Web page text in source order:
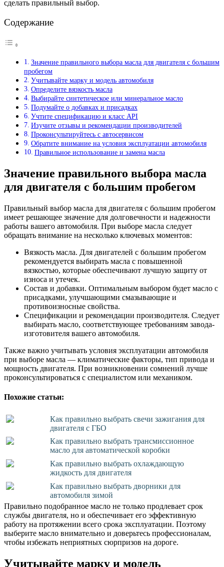
сделать правильный выбор.
Содержание
Значение правильного выбора масла для двигателя с большим
пробегом
Учитывайте марку и модель автомобиля
Определите вязкость масла
Выбирайте синтетическое или минеральное масло
Подумайте о добавках и присадках
Учтите спецификацию и класс API
Изучите отзывы и рекомендации производителей
Проконсультируйтесь с автосервисом
Обратите внимание на условия эксплуатации автомобиля
Правильное использование и замена масла
Значение правильного выбора масла
для двигателя с большим пробегом
Правильный выбор масла для двигателя с большим пробегом
имеет решающее значение для долговечности и надежности
работы вашего автомобиля. При выборе масла следует
обращать внимание на несколько ключевых моментов:
Вязкость масла. Для двигателей с большим пробегом
рекомендуется выбирать масла с повышенной
вязкостью, которые обеспечивают лучшую защиту от
износа и утечек.
Состав и добавки. Оптимальным выбором будет масло с
присадками, улучшающими смазывающие и
противоизносные свойства.
Спецификации и рекомендации производителя. Следует
выбирать масло, соответствующее требованиям завода-
изготовителя вашего автомобиля.
Также важно учитывать условия эксплуатации автомобиля
при выборе масла — климатические факторы, тип привода и
мощность двигателя. При возникновении сомнений лучше
проконсультироваться с специалистом или механиком.
Похожие статьи:
Как правильно выбрать свечи зажигания для
двигателя с ГБО
Как правильно выбрать трансмиссионное
масло для автоматической коробки
Как правильно выбрать охлаждающую
жидкость для двигателя
Как правильно выбрать дворники для
автомобиля зимой
Правильно подобранное масло не только продлевает срок
службы двигателя, но и обеспечивает его эффективную
работу на протяжении всего срока эксплуатации. Поэтому
выберите масло внимательно и доверьтесь профессионалам,
чтобы избежать неприятных сюрпризов на дороге.
Учитывайте марку и модель